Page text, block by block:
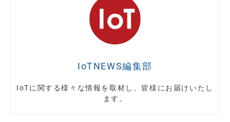
IoTNEWS編集部
IoTに関する様々な情報を取材し、皆様にお届けいたし
ます。